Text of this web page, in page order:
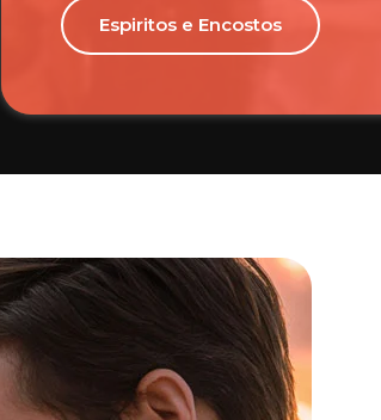
Espiritos e Encostos